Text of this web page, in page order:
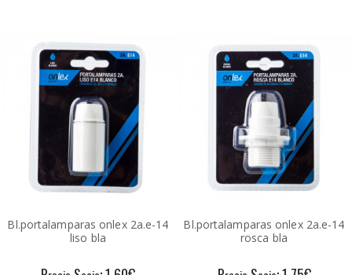
Bl.portalamparas onlex 2a.e-14
liso bla
Bl.portalamparas onlex 2a.e-14
rosca bla